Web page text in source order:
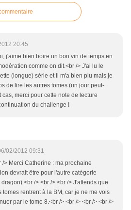
20:45
j'aime bien boire un bon vin de temps en
comme on dit.<br /> J'ai lu le
(longue) série et il m'a bien plu mais je
de lire les autres tomes (un jour peut-
cas, merci pour cette note de lecture
du challenge !
02/2012 09:31
/> Merci Catherine : ma prochaine
devrait être pour l'autre catégorie
/> <br /> <br /> J'attends que
tomes rentrent à la BM, car je ne me vois
par le tome 8.<br /> <br /> <br /> <br />